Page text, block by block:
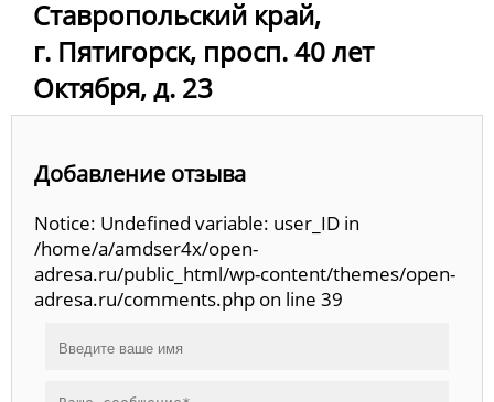
Ставропольский край,
г. Пятигорск, просп. 40 лет
Октября, д. 23
Добавление отзыва
Notice: Undefined variable: user_ID in
/home/a/amdser4x/open-
adresa.ru/public_html/wp-content/themes/open-
adresa.ru/comments.php on line 39